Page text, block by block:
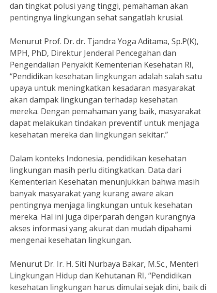
dan tingkat polusi yang tinggi, pemahaman akan
pentingnya lingkungan sehat sangatlah krusial.
Menurut Prof. Dr. dr. Tjandra Yoga Aditama, Sp.P(K),
MPH, PhD, Direktur Jenderal Pencegahan dan
Pengendalian Penyakit Kementerian Kesehatan RI,
“Pendidikan kesehatan lingkungan adalah salah satu
upaya untuk meningkatkan kesadaran masyarakat
akan dampak lingkungan terhadap kesehatan
mereka. Dengan pemahaman yang baik, masyarakat
dapat melakukan tindakan preventif untuk menjaga
kesehatan mereka dan lingkungan sekitar.”
Dalam konteks Indonesia, pendidikan kesehatan
lingkungan masih perlu ditingkatkan. Data dari
Kementerian Kesehatan menunjukkan bahwa masih
banyak masyarakat yang kurang aware akan
pentingnya menjaga lingkungan untuk kesehatan
mereka. Hal ini juga diperparah dengan kurangnya
akses informasi yang akurat dan mudah dipahami
mengenai kesehatan lingkungan.
Menurut Dr. Ir. H. Siti Nurbaya Bakar, M.Sc., Menteri
Lingkungan Hidup dan Kehutanan RI, “Pendidikan
kesehatan lingkungan harus dimulai sejak dini, baik di